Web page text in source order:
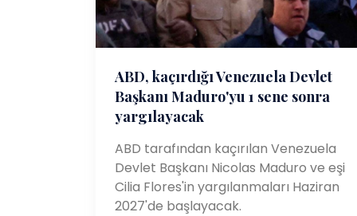
ABD, kaçırdığı Venezuela Devlet
Başkanı Maduro'yu 1 sene sonra
yargılayacak
ABD tarafından kaçırılan Venezuela
Devlet Başkanı Nicolas Maduro ve eşi
Cilia Flores'in yargılanmaları Haziran
2027'de başlayacak.